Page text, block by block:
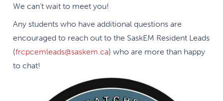
We can't wait to meet you!
Any students who have additional questions are
encouraged to reach out to the SaskEM Resident Leads
(frcpcemleads@saskem.ca) who are more than happy
to chat!